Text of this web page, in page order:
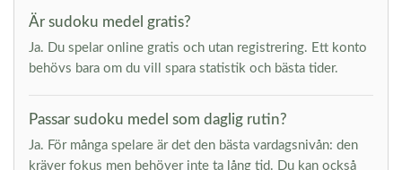
Är sudoku medel gratis?
Ja. Du spelar online gratis och utan registrering. Ett konto
behövs bara om du vill spara statistik och bästa tider.
Passar sudoku medel som daglig rutin?
Ja. För många spelare är det den bästa vardagsnivån: den
kräver fokus men behöver inte ta lång tid. Du kan också